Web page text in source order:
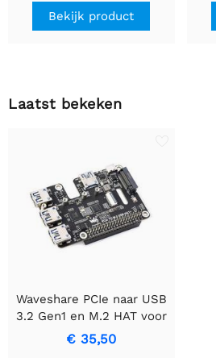
Bekijk product
Laatst bekeken
Waveshare PCIe naar USB
3.2 Gen1 en M.2 HAT voor
Raspberry Pi 5,
ondersteunt NVMe-
€ 35,50